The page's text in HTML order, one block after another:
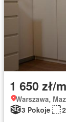
1 650 zł/
Warszawa,
3 Pokoje